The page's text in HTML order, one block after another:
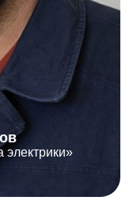
электрики»